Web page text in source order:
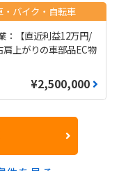
・バイク・自転車
：【直近利益12万円/
肩上がりの車部品EC物
¥2,500,000